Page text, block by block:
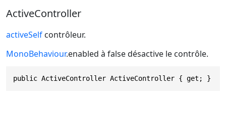
ActiveController
activeSelf contrôleur.
MonoBehaviour.enabled à false désactive le contrôle.
public ActiveController ActiveController { get; }